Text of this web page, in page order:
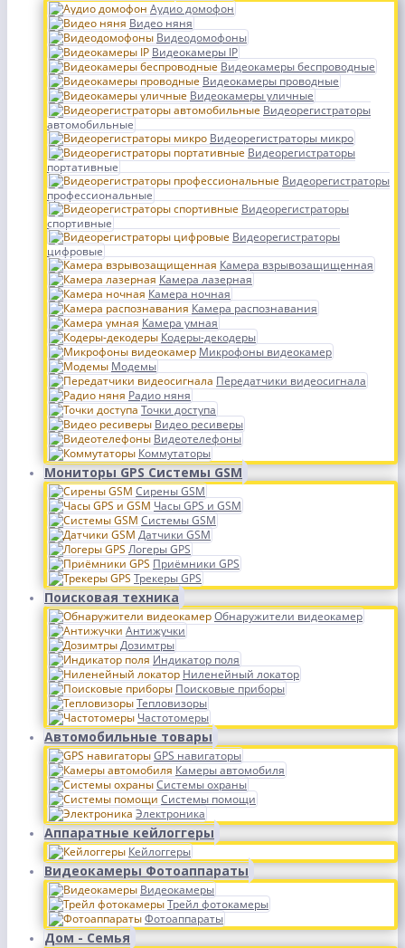
Аудио домофон
Видео няня
Видеодомофоны
Видеокамеры IP
Видеокамеры беспроводные
Видеокамеры проводные
Видеокамеры уличные
Видеорегистраторы
автомобильные
Видеорегистраторы микро
Видеорегистраторы
портативные
Видеорегистраторы
профессиональные
Видеорегистраторы
спортивные
Видеорегистраторы
цифровые
Камера взрывозащищенная
Камера лазерная
Камера ночная
Камера распознавания
Камера умная
Кодеры-декодеры
Микрофоны видеокамер
Модемы
Передатчики видеосигнала
Радио няня
Точки доступа
Видео ресиверы
Видеотелефоны
Коммутаторы
Мониторы GPS Системы GSM
Сирены GSM
Часы GPS и GSM
Системы GSM
Датчики GSM
Логеры GPS
Приёмники GPS
Трекеры GPS
Поисковая техника
Обнаружители видеокамер
Антижучки
Дозимтры
Индикатор поля
Ниленейный локатор
Поисковые приборы
Тепловизоры
Частотомеры
Автомобильные товары
GPS навигаторы
Камеры автомобиля
Системы охраны
Системы помощи
Электроника
Аппаратные кейлоггеры
Кейлоггеры
Видеокамеры Фотоаппараты
Видеокамеры
Трейл фотокамеры
Фотоаппараты
Дом - Семья